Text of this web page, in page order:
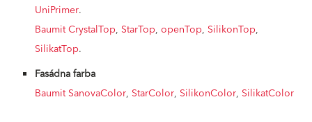
UniPrimer.
Baumit CrystalTop, StarTop, openTop, SilikonTop,
SilikatTop.
Fasádna farba
Baumit SanovaColor, StarColor, SilikonColor, SilikatColor